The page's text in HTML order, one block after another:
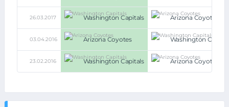
26.03.2017 Washington Capitals Arizona Coyotes
03.04.2016 Arizona Coyotes Washington
23.02.2016 Washington Capitals Arizona Coyotes